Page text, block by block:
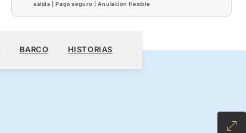
salida | Pago seguro | Anulación flexible
RESERVE SU CRUCERO
BARCO HISTORIAS